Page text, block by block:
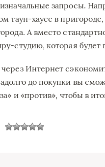
запросы.
таун-хаусе в
А вместо
студию, которая
Интернет
до покупки вы
и «против», чтобы в